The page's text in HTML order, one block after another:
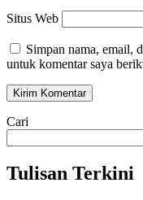
Situs Web
Simpan nama, email,
untuk komentar saya
Cari
Tulisan Terkini